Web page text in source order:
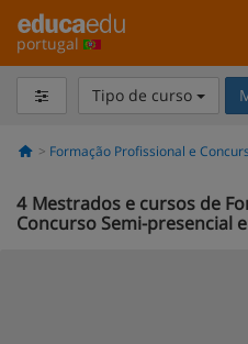
portugal
Tipo de curso
Formação Profissional e
4 Mestrados e cursos de
Concurso Semi-presencial